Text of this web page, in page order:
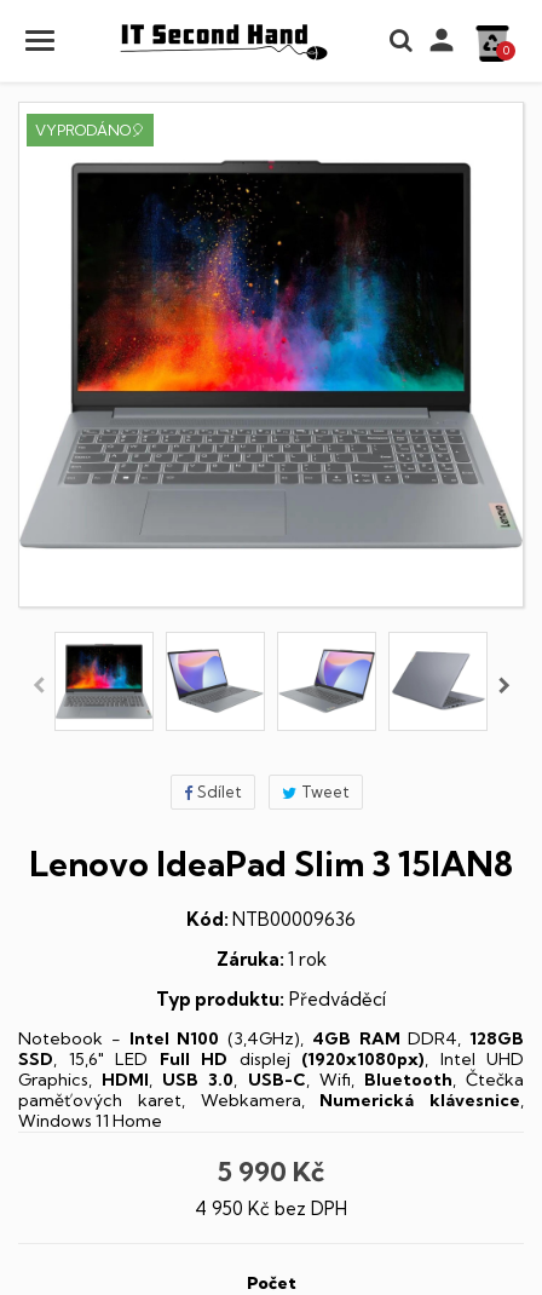
 0
VYPRODÁNO🎈
Sdílet Tweet
Lenovo IdeaPad Slim 3 15IAN8
Kód: NTB00009636
Záruka: 1 rok
Typ produktu: Předváděcí
Notebook - Intel N100 (3,4GHz), 4GB RAM DDR4, 128GB
SSD, 15,6" LED Full HD displej (1920x1080px), Intel UHD
Graphics, HDMI, USB 3.0, USB-C, Wifi, Bluetooth, Čtečka
paměťových karet, Webkamera, Numerická klávesnice,
Windows 11 Home
5 990 Kč
4 950 Kč bez DPH
Počet